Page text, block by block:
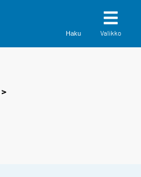
Haku Valikko
>